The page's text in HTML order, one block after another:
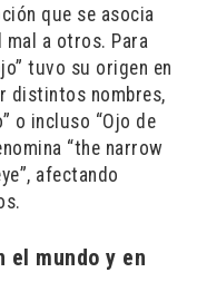
que se asocia
mal a otros. Para
tuvo su origen en
distintos nombres,
o incluso “Ojo de
“the narrow
afectando
el mundo y en